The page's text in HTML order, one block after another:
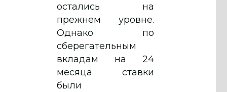
остались на
прежнем уровне.
Однако по
сберегательным
вкладам на 24
месяца ставки
были